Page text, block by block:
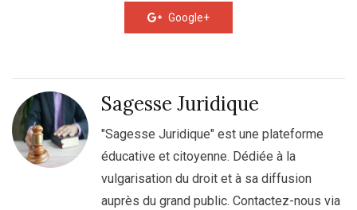
Google+
Sagesse Juridique
"Sagesse Juridique" est une plateforme
éducative et citoyenne. Dédiée à la
vulgarisation du droit et à sa diffusion
auprès du grand public. Contactez-nous via